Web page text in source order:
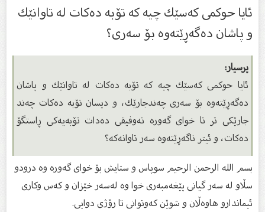
ئایا حوكمی كەسێك چیە كە تۆبە دەكات لە تاوانێك
و پاشان دەگەڕێتەوە بۆ سەری؟
پرسیار:
ئایا حوكمی كەسێك چیە كە تۆبە دەكات لە تاوانێك و پاشان
دەگەڕێتەوە بۆ سەری چەندجارێك، و دیسان تۆبە دەكات چەند
جارێكی تر تا خوای گەورە تەوفیقی دەدات تۆبەیەكی ڕاستگۆ
دەكات، و ئیتر ناگەڕێتەوە سەر تاوانەكە؟
بسم الله الرحمن الرحیم سوپاس و ستایش بۆ خواى گەورە وە درودو
سڵاو لە سەر گیانى پێغەمبەرى خوا وە لەسەر خێزان و كەس وكارى
ئیماندارو هاوەڵان و شوێن كەوتوانى تا رۆژى دوایى.